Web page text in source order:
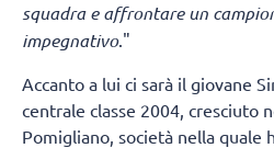
squadra e affrontare un
impegnativo."
Accanto a lui ci sarà il giovane
centrale classe 2004, cresciuto
Pomigliano, società nella quale